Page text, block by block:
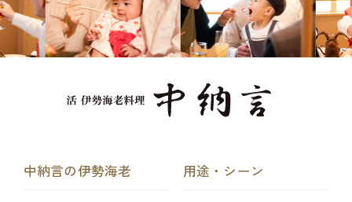
中納言の伊勢海老 用途・シーン